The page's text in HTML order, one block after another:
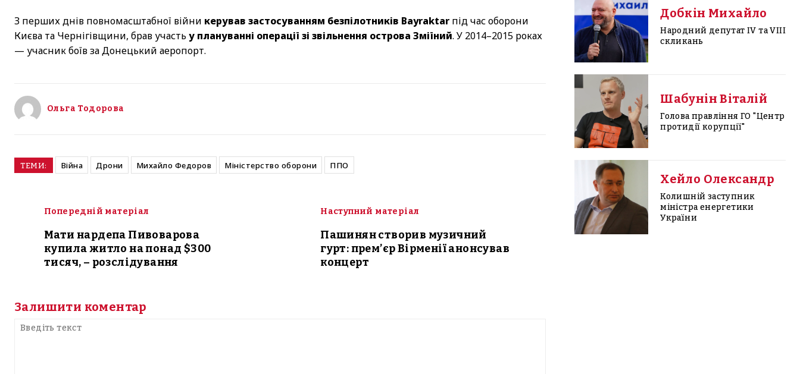
З перших днів повномасштабної війни керував застосуванням безпілотників Bayraktar під час оборони
Києва та Чернігівщини, брав участь у плануванні операції зі звільнення острова Зміїний. У 2014–2015 роках
— учасник боїв за Донецький аеропорт.
Ольга Тодорова
ТЕМИ: Війна Дрони Михайло Федоров Міністерство оборони ППО
Попередній матеріал
Мати нардепа Пивоварова
купила житло на понад $300
тисяч, – розслідування
Наступний матеріал
Пашинян створив музичний
гурт: прем’єр Вірменії анонсував
концерт
Залишити коментар
Добкін Михайло
Народний депутат IV та VIII
скликань
Шабунін Віталій
Голова правління ГО "Центр
протидії корупції"
Хейло Олександр
Колишній заступник
міністра енергетики
України